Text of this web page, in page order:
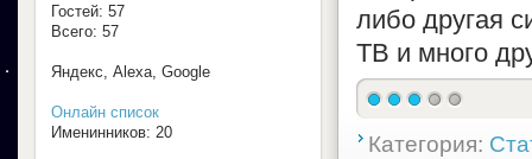
либо другая
ТВ и много
Категория:
Гостей: 57
Всего: 57
Яндекс, Alexa, Google
Онлайн список
Именинников: 20